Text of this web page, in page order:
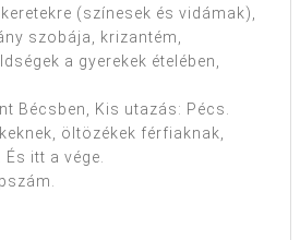
(színesek és vidámak),
szobája, krizantém,
a gyerekek ételében,
Bécsben, Kis utazás: Pécs.
öltözékek férfiaknak,
itt a vége.